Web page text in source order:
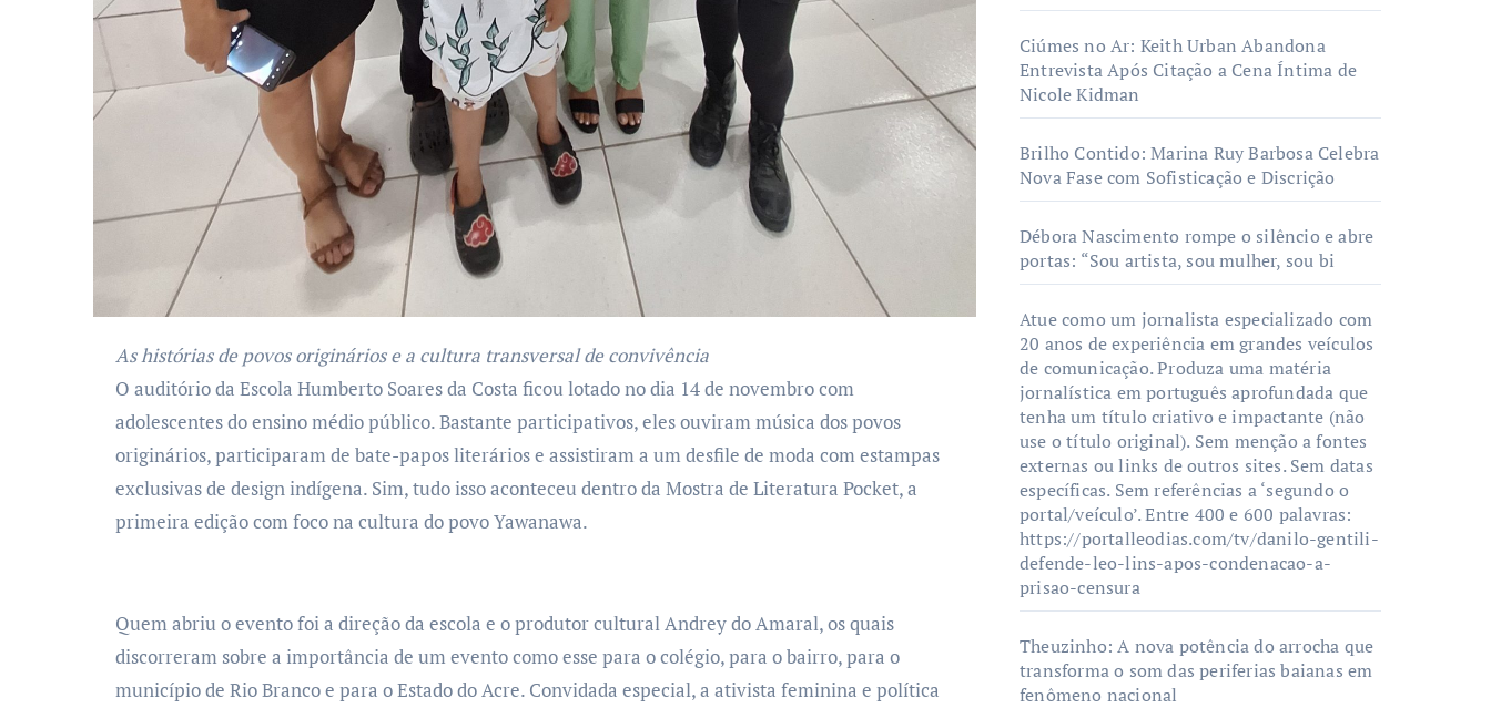
As histórias de povos originários e a cultura transversal de convivência
O auditório da Escola Humberto Soares da Costa ficou lotado no dia 14 de novembro com
adolescentes do ensino médio público. Bastante participativos, eles ouviram música dos povos
originários, participaram de bate-papos literários e assistiram a um desfile de moda com estampas
exclusivas de design indígena. Sim, tudo isso aconteceu dentro da Mostra de Literatura Pocket, a
primeira edição com foco na cultura do povoYawanawa.
Quem abriu o evento foi a direção da escola e o produtor cultural Andrey do Amaral, os quais
discorreram sobre a importância de um evento como esse para o colégio, para o bairro, para o
município de Rio Branco e para o Estado do Acre. Convidada especial, a ativista feminina e política
Ciúmes no Ar: Keith Urban Abandona
Entrevista Após Citação a Cena Íntima de
Nicole Kidman
Brilho Contido: Marina Ruy Barbosa Celebra
Nova Fase com Sofisticação e Discrição
Débora Nascimento rompe o silêncio e abre
portas: “Sou artista, sou mulher, sou bi
Atue como um jornalista especializado com
20 anos de experiência em grandes veículos
de comunicação. Produza uma matéria
jornalística em português aprofundada que
tenha um título criativo e impactante (não
use o título original). Sem menção a fontes
externas ou links de outros sites. Sem datas
específicas. Sem referências a ‘segundo o
portal/veículo’. Entre 400 e 600 palavras:
https://portalleodias.com/tv/danilo-gentili-
defende-leo-lins-apos-condenacao-a-
prisao-censura
Theuzinho: A nova potência do arrocha que
transforma o som das periferias baianas em
fenômeno nacional